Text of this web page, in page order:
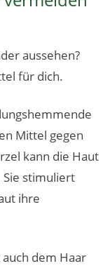
aussehen?
für dich.
Mittel gegen
kann die Haut
stimuliert
ihre
dem Haar